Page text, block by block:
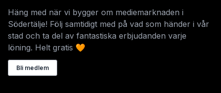
Häng med när vi bygger om mediemarknaden i
Södertälje! Följ samtidigt med på vad som händer i vår
stad och ta del av fantastiska erbjudanden varje
löning. Helt gratis 🧡
Bli medlem